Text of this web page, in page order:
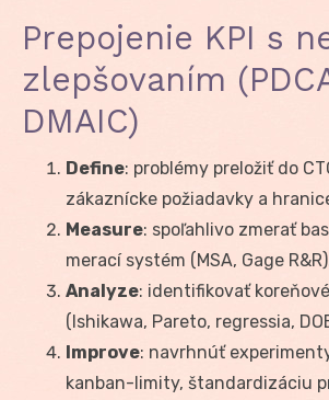
Prepojenie KPI s
zlepšovaním
DMAIC)
Define: problémy preložiť do
zákaznícke požiadavky a
Measure: spoľahlivo zmerať
merací systém (MSA, Gage
Analyze: identifikovať
(Ishikawa, Pareto, regressia,
Improve: navrhnúť
kanban-limity, štandardizáciu